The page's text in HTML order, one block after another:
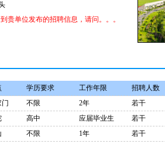
1
贵单位发布的招聘信息，请问。。。
学历要求 工作年限 招聘人数
门 不限 2年 若干
高中 应届毕业生 若干
不限 1年 若干